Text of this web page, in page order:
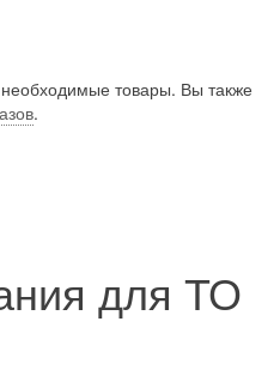
необходимые товары. Вы также
.
для ТО